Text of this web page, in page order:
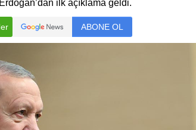
ilk açıklama geldi.
ABONE OL